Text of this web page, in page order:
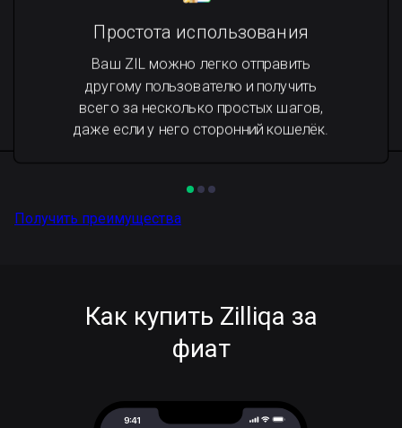
Простота использования
Ваш ZIL можно легко отправить
другому пользователю и получить
всего за несколько простых шагов,
даже если у него сторонний кошелёк.
Получить преимущества
Как купить Zilliqa за
фиат